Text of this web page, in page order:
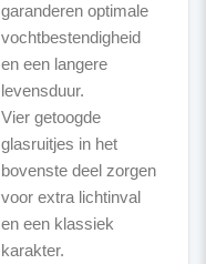
garanderen optimale
vochtbestendigheid
en een langere
levensduur.
Vier getoogde
glasruitjes in het
bovenste deel zorgen
voor extra lichtinval
en een klassiek
karakter.